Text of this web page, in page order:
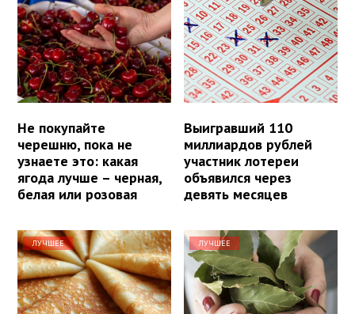
Не покупайте
черешню, пока не
узнаете это: какая
ягода лучше – черная,
белая или розовая
Выигравший 110
миллиардов рублей
участник лотереи
объявился через
девять месяцев
ЛУЧШЕЕ ЛУЧШЕЕ